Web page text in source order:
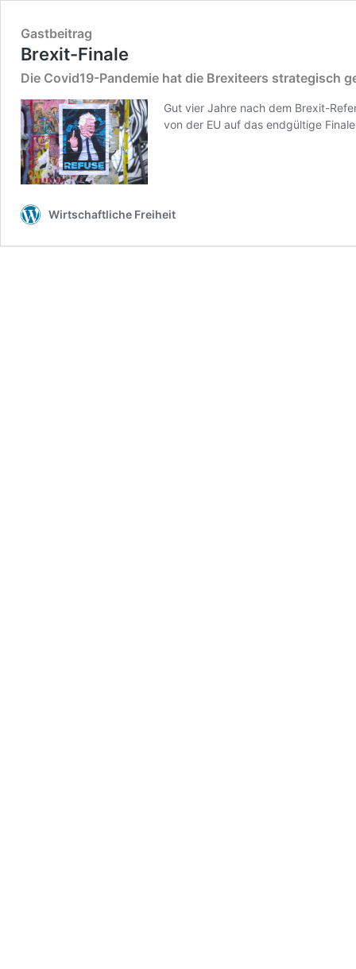
Gastbeitrag
Brexit-Finale
Die Covid19-Pandemie hat die Brexiteers strategisch
Gut vier Jahre nach dem Brexit-
von der EU auf das endgültige
Wirtschaftliche Freiheit